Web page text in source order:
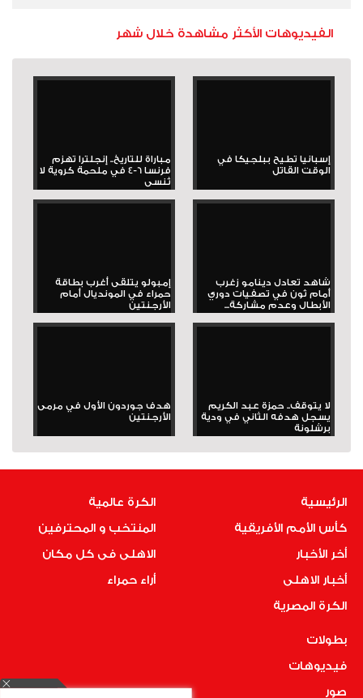
الفيديوهات الأكثر مشاهدة خلال شهر
إسبانيا تطيح ببلجيكا في
الوقت القاتل
مباراة للتاريخ.. إنجلترا تهزم
فرنسا 6-4 في ملحمة كروية لا
تُنسى
شاهد تعادل دينامو زغرب
أمام ثون في تصفيات دوري
الأبطال وعدم مشاركة...
إمبولو يتلقى أغرب بطاقة
حمراء في المونديال أمام
الأرجنتين
لا يتوقف.. حمزة عبد الكريم
يسجل هدفه الثاني في ودية
برشلونة
هدف جوردون الأول في مرمى
الأرجنتين
الرئيسية
كأس الأمم الأفريقية
أخر الأخبار
أخبار الاهلى
الكرة المصرية
الكرة عالمية
المنتخب و المحترفين
الاهلى فى كل مكان
أراء حمراء
بطولات
فيديوهات
صور